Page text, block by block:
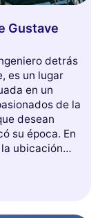
Gustave
detrás
es un lugar
en un
de la
desean
su época. En
ubicación
nosotros